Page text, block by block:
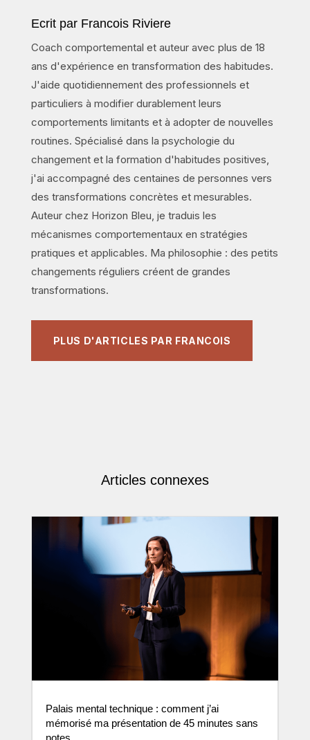
Ecrit par Francois Riviere
Coach comportemental et auteur avec plus de 18
ans d'expérience en transformation des habitudes.
J'aide quotidiennement des professionnels et
particuliers à modifier durablement leurs
comportements limitants et à adopter de nouvelles
routines. Spécialisé dans la psychologie du
changement et la formation d'habitudes positives,
j'ai accompagné des centaines de personnes vers
des transformations concrètes et mesurables.
Auteur chez Horizon Bleu, je traduis les
mécanismes comportementaux en stratégies
pratiques et applicables. Ma philosophie : des petits
changements réguliers créent de grandes
transformations.
PLUS D'ARTICLES PAR FRANCOIS
Articles connexes
Palais mental technique : comment j’ai
mémorisé ma présentation de 45 minutes sans